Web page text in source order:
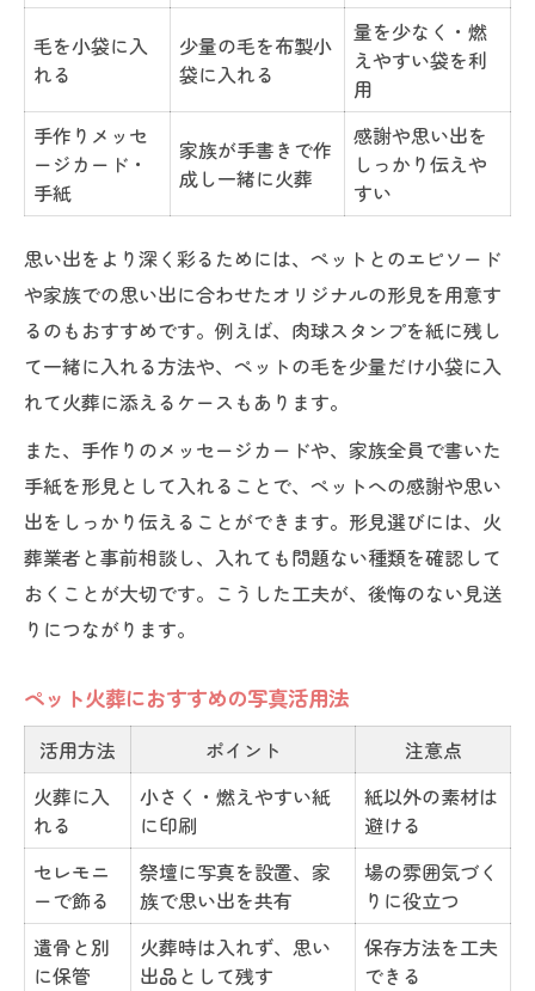
毛を小袋に入
れる
少量の毛を布製小
袋に入れる
量を少なく・燃
えやすい袋を利
用
手作りメッセ
ージカード・
手紙
家族が手書きで作
成し一緒に火葬
感謝や思い出を
しっかり伝えや
すい
思い出をより深く彩るためには、ペットとのエピソード
や家族での思い出に合わせたオリジナルの形見を用意す
るのもおすすめです。例えば、肉球スタンプを紙に残し
て一緒に入れる方法や、ペットの毛を少量だけ小袋に入
れて火葬に添えるケースもあります。
また、手作りのメッセージカードや、家族全員で書いた
手紙を形見として入れることで、ペットへの感謝や思い
出をしっかり伝えることができます。形見選びには、火
葬業者と事前相談し、入れても問題ない種類を確認して
おくことが大切です。こうした工夫が、後悔のない見送
りにつながります。
ペット火葬におすすめの写真活用法
活用方法 ポイント
注意点
火葬に入
れる
小さく・燃えやすい紙
に印刷
紙以外の素材は
避ける
セレモニ
ーで飾る
祭壇に写真を設置、家
族で思い出を共有
場の雰囲気づく
りに役立つ
遺骨と別
に保管
火葬時は入れず、思い
出品として残す
保存方法を工夫
できる